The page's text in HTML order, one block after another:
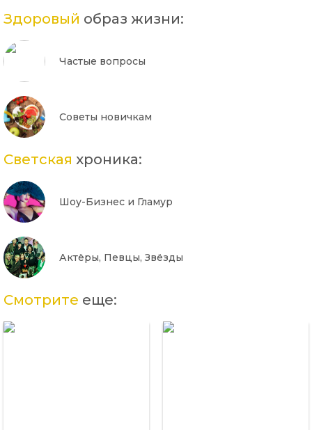
Здоровый образ жизни:
Частые вопросы
Советы новичкам
Светская хроника:
Шоу-Бизнес и Гламур
Актёры, Певцы, Звёзды
Смотрите еще: